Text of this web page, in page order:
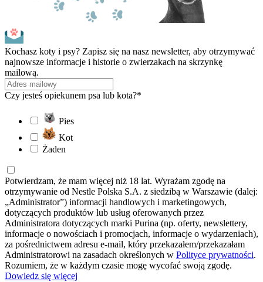
Kochasz koty i psy? Zapisz się na nasz newsletter, aby otrzymywać
najnowsze informacje i historie o zwierzakach na skrzynkę
mailową.
Czy jesteś opiekunem psa lub kota?*
Pies
Kot
Żaden
Potwierdzam, że mam więcej niż 18 lat. Wyrażam zgodę na
otrzymywanie od Nestle Polska S.A. z siedzibą w Warszawie (dalej:
„Administrator”) informacji handlowych i marketingowych,
dotyczących produktów lub usług oferowanych przez
Administratora dotyczących marki Purina (np. oferty, newslettery,
informacje o nowościach i promocjach, informacje o wydarzeniach),
za pośrednictwem adresu e-mail, który przekazałem/przekazałam
Administratorowi na zasadach określonych w Polityce prywatności.
Rozumiem, że w każdym czasie mogę wycofać swoją zgodę.
Dowiedz się więcej